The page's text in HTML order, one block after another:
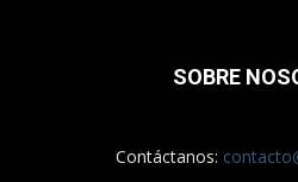
SOBRE
Contáctanos: